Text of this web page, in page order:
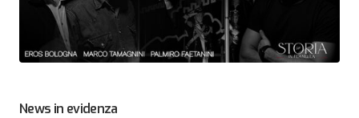
News in evidenza